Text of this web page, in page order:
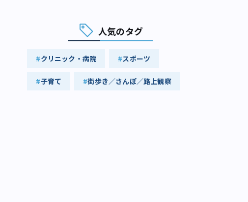
人気のタグ
クリニック・病院 スポーツ
子育て 街歩き／さんぽ／路上観察